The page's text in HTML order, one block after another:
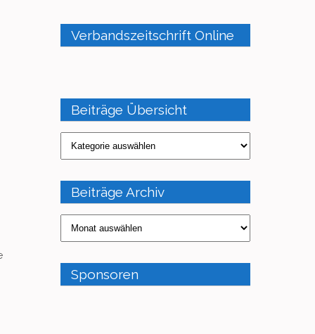
Verbandszeitschrift Online
Beiträge Übersicht
Beiträge
Übersicht
Beiträge Archiv
Beiträge
Archiv
Sponsoren